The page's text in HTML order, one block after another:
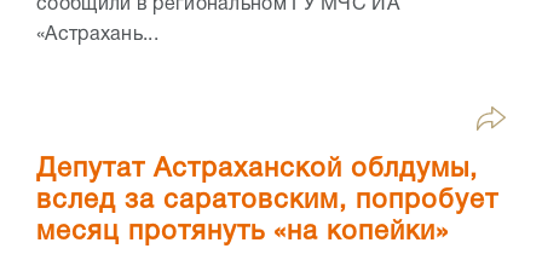
сообщили в региональном ГУ МЧС ИА
«Астрахань...
Депутат Астраханской облдумы,
вслед за саратовским, попробует
месяц протянуть «на копейки»